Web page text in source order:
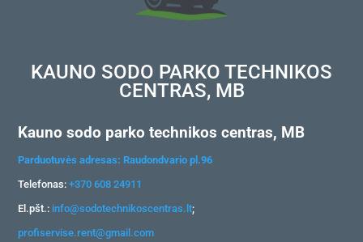
KAUNO SODO PARKO TECHNIKOS
CENTRAS, MB
Kauno sodo parko technikos centras, MB
Parduotuvės adresas: Raudondvario pl.96
Telefonas:+370 608 24911
El.pšt.: info@sodotechnikoscentras.lt;
profiservise.rent@gmail.com